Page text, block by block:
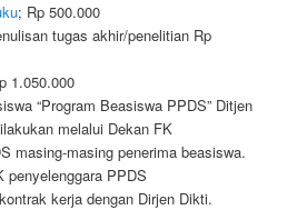
; Rp 500.000
tugas akhir/penelitian Rp
1.050.000
“Program Beasiswa PPDS” Ditjen
melalui Dekan FK
masing-masing penerima beasiswa.
penyelenggara PPDS
kerja dengan Dirjen Dikti.